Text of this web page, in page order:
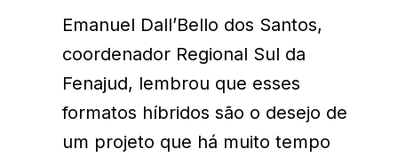
Emanuel Dall’Bello dos Santos,
coordenador Regional Sul da
Fenajud, lembrou que esses
formatos híbridos são o desejo de
um projeto que há muito tempo